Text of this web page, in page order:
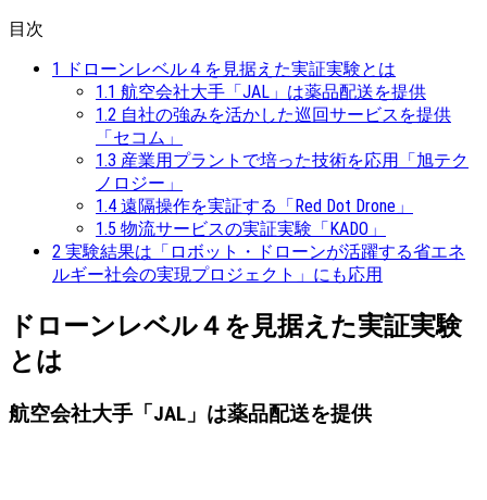
目次
1 ドローンレベル４を見据えた実証実験とは
1.1 航空会社大手「JAL」は薬品配送を提供
1.2 自社の強みを活かした巡回サービスを提供
「セコム」
1.3 産業用プラントで培った技術を応用「旭テク
ノロジー」
1.4 遠隔操作を実証する「Red Dot Drone」
1.5 物流サービスの実証実験「KADO」
2 実験結果は「ロボット・ドローンが活躍する省エネ
ルギー社会の実現プロジェクト」にも応用
ドローンレベル４を見据えた実証実験
とは
航空会社大手「JAL」は薬品配送を提供